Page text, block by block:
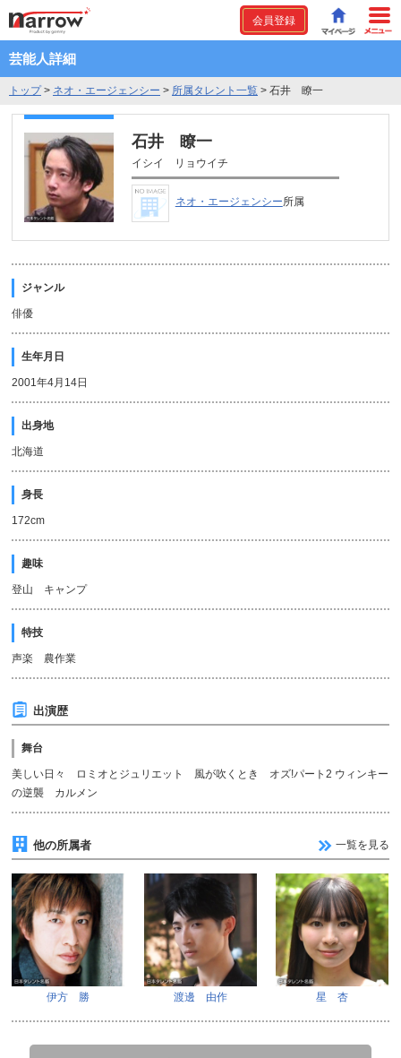
会員登録
芸能人詳細
トップ> ネオ・エージェンシー > 所属タレント一覧 > 石井 瞭一
石井 瞭一
イシイ リョウイチ
ネオ・エージェンシー所属
ジャンル
俳優
生年月日
2001年4月14日
出身地
北海道
身長
172cm
趣味
登山 キャンプ
特技
声楽 農作業
出演歴
舞台
美しい日々 ロミオとジュリエット 風が吹くとき オズ!パート2 ウィンキー
の逆襲 カルメン
他の所属者 一覧を見る
伊方 勝 渡邊 由作 星 杏